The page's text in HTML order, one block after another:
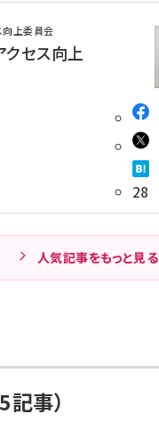
向上委員会
セス向上
28
人気記事をもっと見る
事）